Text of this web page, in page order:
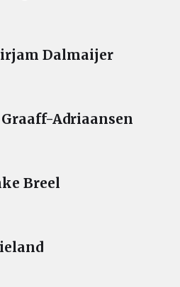
Dalmaijer
Adriaansen
Breel